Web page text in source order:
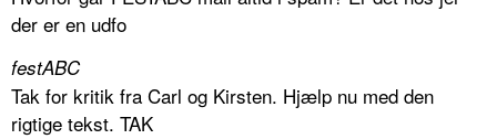
der er en udfo
festABC
Tak for kritik fra Carl og Kirsten. Hjælp nu med den
rigtige tekst. TAK